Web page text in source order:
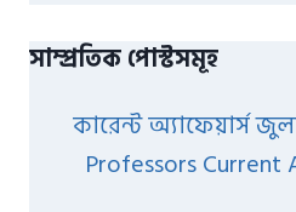
সাম্প্রতিক পোস্টসমূহ
কারেন্ট অ্যাফেয়ার্স
Professors Current